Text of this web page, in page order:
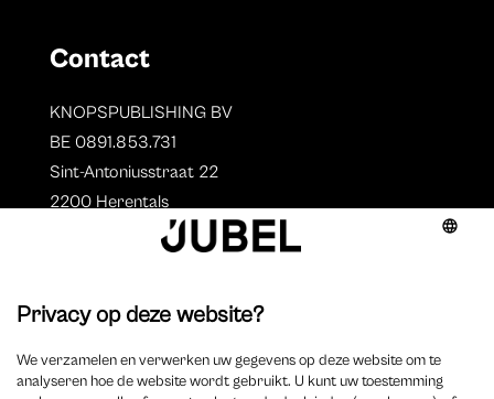
Contact
KNOPSPUBLISHING BV
BE 0891.853.731
Sint-Antoniusstraat 22
2200 Herentals
Auteurs
Overzicht auteurs